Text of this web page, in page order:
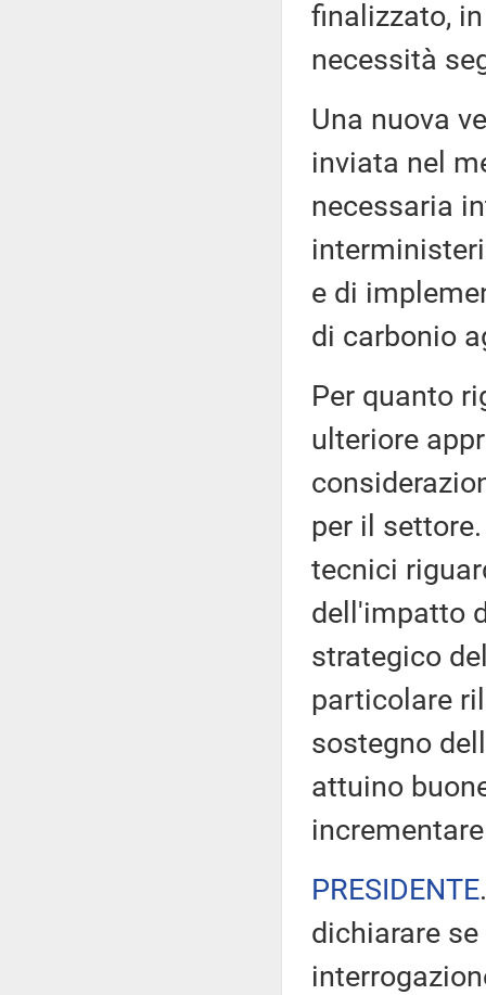
finalizzato,
necessità
Una nuova
inviata nel
necessaria
e di
di carbonio
Per quanto
ulteriore
per il
tecnici
dell'impatto
strategico
particolare
sostegno
attuino
PRESIDENTE
dichiarare